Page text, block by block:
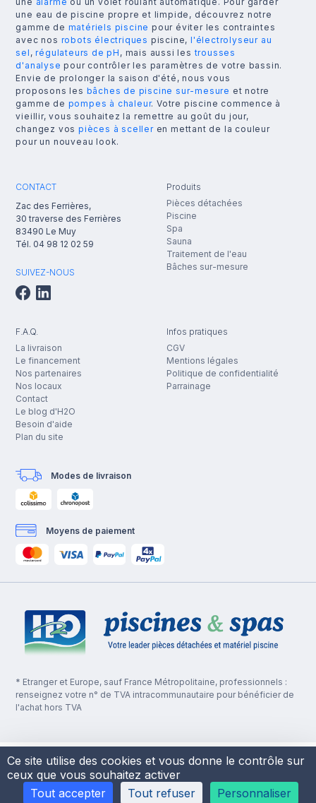
une eau de piscine propre et limpide, découvrez notre
gamme de matériels piscine pour éviter les contraintes
avec nos robots électriques piscine, l'électrolyseur au
sel ,régulateurs de pH , mais aussi lestrousses
d'analyse pour contrôler les paramètres de votre bassin.
Envie de prolonger la saison d'été, nous vous
proposons les bâches de piscine sur-mesure et notre
gamme de pompes à chaleur. Votre piscine commence à
vieillir, vous souhaitez la remettre au goût du jour,
changez vos pièces à scelleren mettant de la couleur
pour un nouveau look.
CONTACT
Zac des Ferrières,
30 traverse des Ferrières
83490 Le Muy
Tél. 04 98 12 02 59
SUIVEZ-NOUS
Produits
Pièces détachées
Piscine
Spa
Sauna
Traitement de l'eau
Bâches sur-mesure
F.A.Q.
La livraison
Le financement
Nos partenaires
Nos locaux
Contact
Le blog d'H2O
Besoin d'aide
Plan du site
Infos pratiques
CGV
Mentions légales
Politique de confidentialité
Parrainage
Modes de livraison
Moyens de paiement
* Etranger et Europe, sauf France Métropolitaine, professionnels :
renseignez votre n° de TVA intracommunautaire pour bénéficier de
l'achat hors TVA
Ce site utilise des cookies et vous donne le contrôle sur
ceux que vous souhaitez activer
Tout accepter
Tout refuser Personnaliser